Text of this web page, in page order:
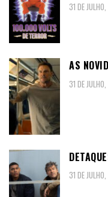
31 DE
AS
31 DE
31 DE